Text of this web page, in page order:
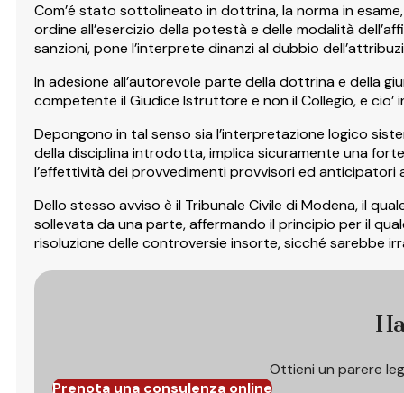
Com’é stato sottolineato in dottrina, la norma in
ordine all’esercizio della potestà e delle modalità
sanzioni, pone l’interprete dinanzi al dubbio
In adesione all’autorevole parte della dottrina e della
competente il Giudice Istruttore e non il Collegio, e
Depongono in tal senso sia l’interpretazione logico
della disciplina introdotta, implica sicuramente una
l’effettività dei provvedimenti provvisori ed anticipatori
Dello stesso avviso è il Tribunale Civile di Modena, il
sollevata da una parte, affermando il principio per il
risoluzione delle controversie insorte, sicché sarebbe
Ottieni un parere
Prenota una consulenza online